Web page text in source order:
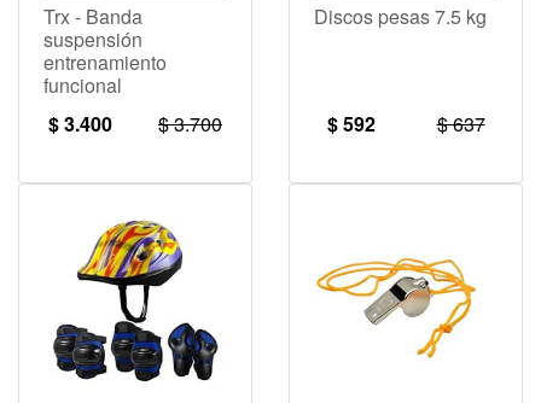
Trx - Banda
suspensión
entrenamiento
funcional
$ 3.400
$ 3.700
Discos pesas 7.5 kg
$ 592 $ 637